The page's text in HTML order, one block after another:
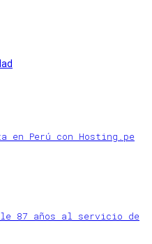
en Perú con Hosting.pe
87 años al servicio de